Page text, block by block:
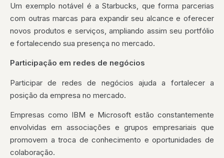
Um exemplo notável é a Starbucks, que forma parcerias
com outras marcas para expandir seu alcance e oferecer
novos produtos e serviços, ampliando assim seu portfólio
e fortalecendo sua presença no mercado.
Participação em redes de negócios
Participar de redes de negócios ajuda a fortalecer a
posição da empresa no mercado.
Empresas como IBM e Microsoft estão constantemente
envolvidas em associações e grupos empresariais que
promovem a troca de conhecimento e oportunidades de
colaboração.